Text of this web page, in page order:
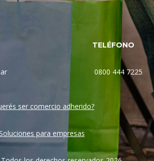
TELÉFONO
0800 444 7225
ser comercio adherido?
para empresas